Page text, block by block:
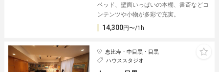
ベッド、壁面いっぱいの本棚、書斎などコ
ンテンツや小物が多彩で充実。
14,300円〜/1h
恵比寿・中目黒・目黒
ハウススタジオ